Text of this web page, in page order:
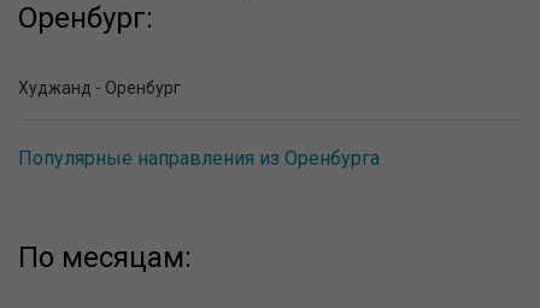
Оренбург:
Худжанд - Оренбург
Популярные направления из Оренбурга
По месяцам: